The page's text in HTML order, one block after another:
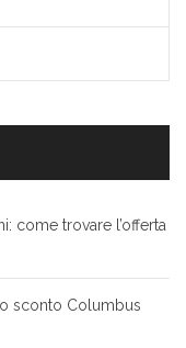
come trovare l’offerta
sconto Columbus